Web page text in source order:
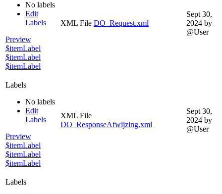
No labels
Edit
Labels
Preview
$itemLabel
$itemLabel
$itemLabel
XML File DO_Request.xml
Sept 30,
2024 by
@User
Labels
No labels
Edit
Labels
Preview
$itemLabel
$itemLabel
$itemLabel
XML File
DO_ResponseAfwijzing.xml
Sept 30,
2024 by
@User
Labels